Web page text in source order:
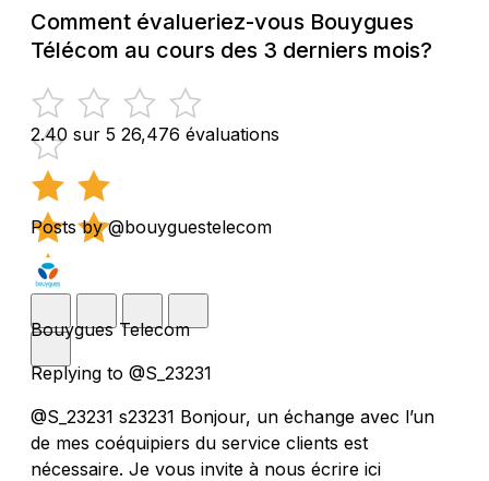
Comment évalueriez-vous Bouygues
Télécom au cours des 3 derniers mois?
2.40 sur 5 26,476 évaluations
Posts by @bouyguestelecom
Bouygues Telecom
Replying to @S_23231
@S_23231 s23231 Bonjour, un échange avec l’un
de mes coéquipiers du service clients est
nécessaire. Je vous invite à nous écrire ici